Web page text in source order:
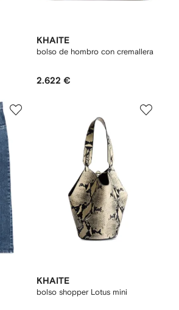
KHAITE
bolso de hombro con cremallera
2.622 €
KHAITE
bolso shopper Lotus mini